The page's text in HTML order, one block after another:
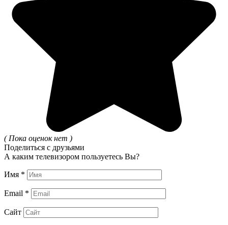
( Пока оценок нет )
Поделиться с друзьями
А каким телевизором пользуетесь Вы?
Имя *
Email *
Сайт